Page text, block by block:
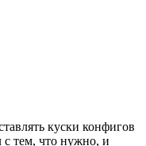
куски конфигов
с тем, что нужно, и